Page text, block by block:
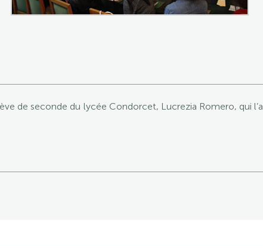
de seconde du lycée Condorcet, Lucrezia Romero, qui l’a